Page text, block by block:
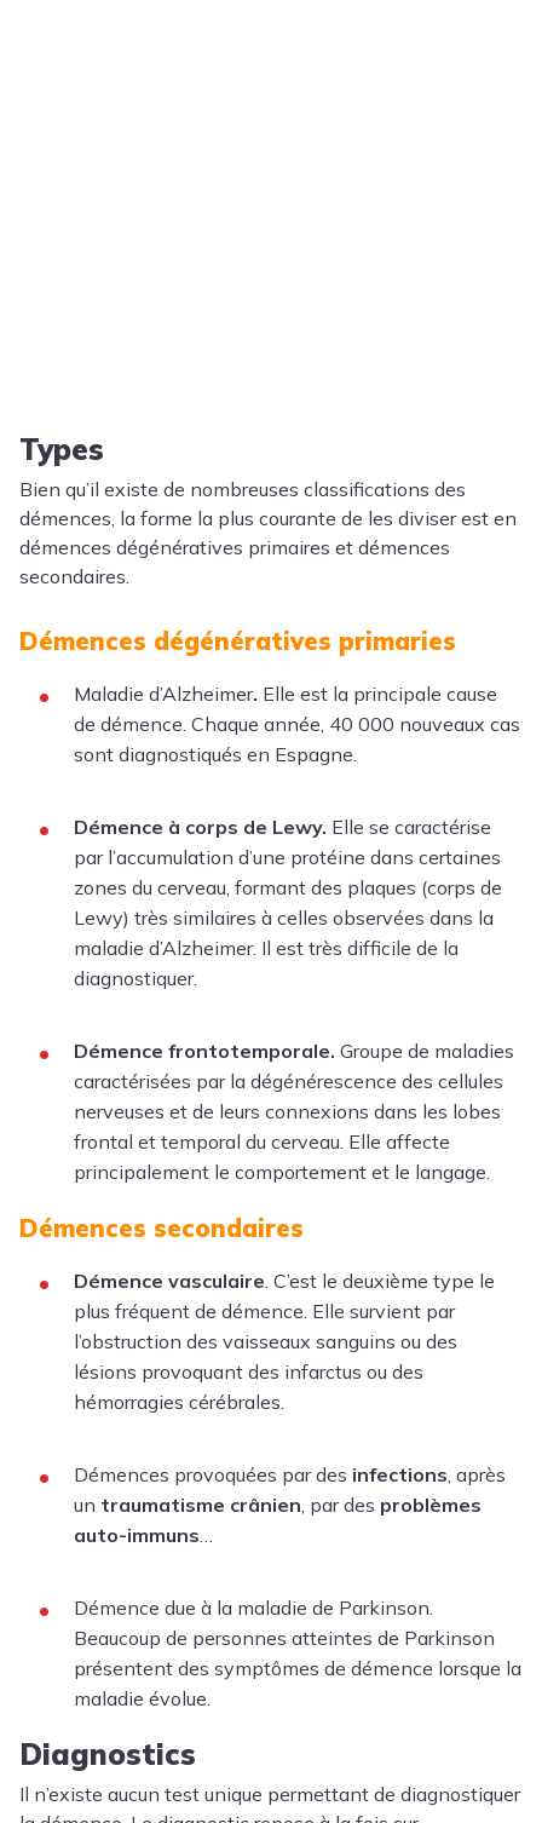
Types
Bien qu’il existe de nombreuses classifications des
démences, la forme la plus courante de les diviser est en
démences dégénératives primaires et démences
secondaires.
Démences dégénératives primaries
Maladie d’Alzheimer. Elle est la principale cause
de démence. Chaque année, 40 000 nouveaux cas
sont diagnostiqués en Espagne.
Démence à corps de Lewy. Elle se caractérise
par l’accumulation d’une protéine dans certaines
zones du cerveau, formant des plaques (corps de
Lewy) très similaires à celles observées dans la
maladie d’Alzheimer. Il est très difficile de la
diagnostiquer.
Démence frontotemporale. Groupe de maladies
caractérisées par la dégénérescence des cellules
nerveuses et de leurs connexions dans les lobes
frontal et temporal du cerveau. Elle affecte
principalement le comportement et le langage.
Démences secondaires
Démence vasculaire . C’est le deuxième type le
plus fréquent de démence. Elle survient par
l’obstruction des vaisseaux sanguins ou des
lésions provoquant des infarctus ou des
hémorragies cérébrales.
Démences provoquées par des infections , après
un traumatisme crânien , par des problèmes
auto-immuns
Démence due à la maladie de Parkinson.
Beaucoup de personnes atteintes de Parkinson
présentent des symptômes de démence lorsque la
maladie évolue.
Diagnostics
Il n’existe aucun test unique permettant de diagnostiquer